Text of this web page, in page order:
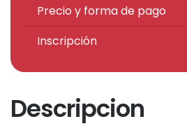
Precio y forma de pago
Inscripción
Descripcion